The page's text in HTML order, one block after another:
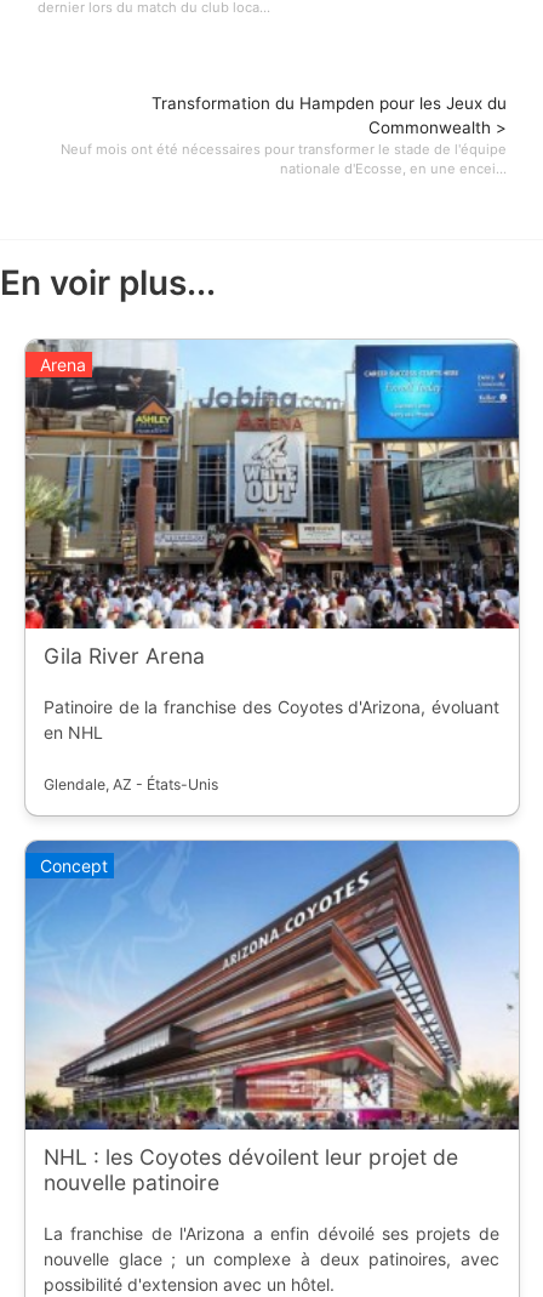
dernier lors du match du club loca...
Transformation du Hampden pour les Jeux du
Commonwealth >
Neuf mois ont été nécessaires pour transformer le stade de l'équipe
nationale d'Ecosse, en une encei...
En voir plus...
Arena
Gila River Arena
Patinoire de la franchise des Coyotes d'Arizona, évoluant
en NHL
Glendale, AZ - États-Unis
Concept
NHL : les Coyotes dévoilent leur projet de
nouvelle patinoire
La franchise de l'Arizona a enfin dévoilé ses projets de
nouvelle glace ; un complexe à deux patinoires, avec
possibilité d'extension avec un hôtel.